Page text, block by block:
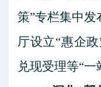
策”专栏集中
厅设立“惠企
兑现受理等“一